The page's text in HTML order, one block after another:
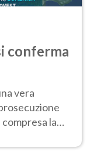
conferma
vera
la